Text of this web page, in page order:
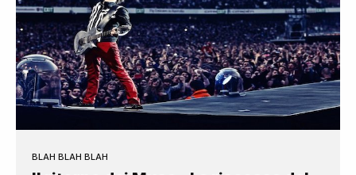
BLAH BLAH BLAH